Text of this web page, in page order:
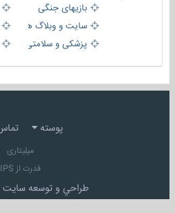
بازیهای جنگی
سایت و وبلاگ ها
پزشکی و سلامتی
پوسته تماس
میلیتاری
قدرت از IPS
طراحي و توسعه سايت -